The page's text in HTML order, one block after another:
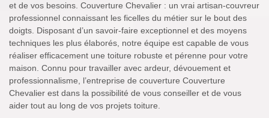
et de vos besoins. Couverture Chevalier : un vrai artisan-couvreur
professionnel connaissant les ficelles du métier sur le bout des
doigts. Disposant d’un savoir-faire exceptionnel et des moyens
techniques les plus élaborés, notre équipe est capable de vous
réaliser efficacement une toiture robuste et pérenne pour votre
maison. Connu pour travailler avec ardeur, dévouement et
professionnalisme, l’entreprise de couverture Couverture
Chevalier est dans la possibilité de vous conseiller et de vous
aider tout au long de vos projets toiture.